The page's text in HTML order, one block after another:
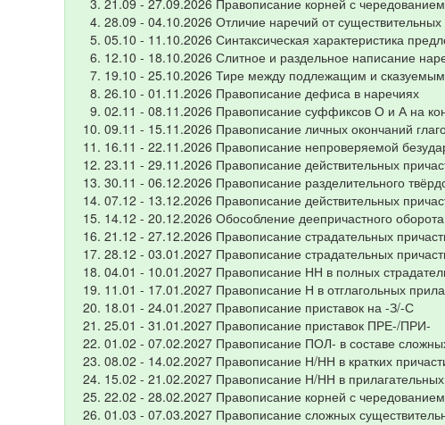
28.09 - 04.10.2026 Отличие наречий от существительных
05.10 - 11.10.2026 Синтаксическая характеристика
12.10 - 18.10.2026 Слитное и раздельное написание
19.10 - 25.10.2026 Тире между подлежащим и сказуемым
26.10 - 01.11.2026 Правописание дефиса в наречиях
02.11 - 08.11.2026 Правописание суффиксов О и А на
09.11 - 15.11.2026 Правописание личных окончаний
16.11 - 22.11.2026 Правописание непроверяемой
23.11 - 29.11.2026 Правописание действительных
30.11 - 06.12.2026 Правописание разделительного
07.12 - 13.12.2026 Правописание действительных
14.12 - 20.12.2026 Обособление деепричастного оборота
21.12 - 27.12.2026 Правописание страдательных
28.12 - 03.01.2027 Правописание страдательных
04.01 - 10.01.2027 Правописание НН в полных
11.01 - 17.01.2027 Правописание Н в отглагольных
18.01 - 24.01.2027 Правописание приставок на -З/-С
25.01 - 31.01.2027 Правописание приставок ПРЕ-/ПРИ-
01.02 - 07.02.2027 Правописание ПОЛ- в составе
08.02 - 14.02.2027 Правописание Н/НН в кратких
15.02 - 21.02.2027 Правописание Н/НН в прилагательных
22.02 - 28.02.2027 Правописание корней с
01.03 - 07.03.2027 Правописание сложных